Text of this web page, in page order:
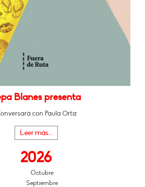
Blanes presenta
con Paula Ortiz
Leer más...
2026
Octubre
Septiembre